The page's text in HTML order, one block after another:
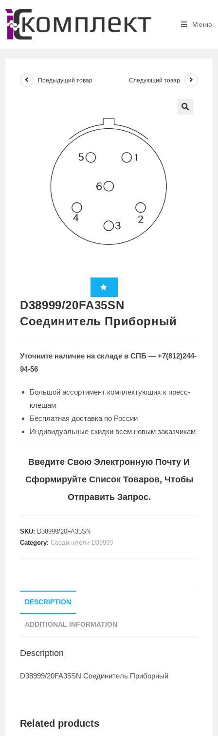
содержимому
Меню
Предыдущий товар Следующий товар
D38999/20FA35SN
Соединитель Приборный
Уточните наличие на складе в СПБ — +7(812)244-
94-56
Большой ассортимент комплектующих к пресс-
клещам
Бесплатная доставка по России
Индивидуальные скидки всем новым заказчикам
Введите Свою Электронную Почту И
Сформируйте Список Товаров, Чтобы
Отправить Запрос.
SKU: D38999/20FA35SN
Category:Соединители D38999
DESCRIPTION
ADDITIONAL INFORMATION
Description
D38999/20FA35SN Соединитель Приборный
Related products